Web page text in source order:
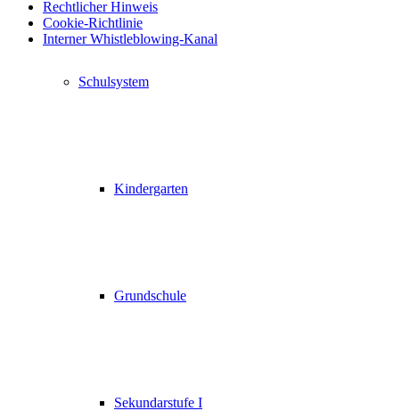
Schulsystem
Kindergarten
Grundschule
Sekundarstufe I
Rechtlicher Hinweis
Cookie-Richtlinie
Interner Whistleblowing-Kanal